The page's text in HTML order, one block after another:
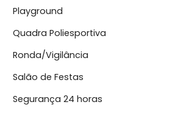
Playground
Quadra Poliesportiva
Ronda/Vigilância
Salão de Festas
Segurança 24 horas